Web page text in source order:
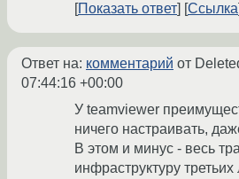
Показать ответ Ссылка
Ответ на: комментарий от
07:44:16 +00:00
У teamviewer
ничего настраивать,
В этом и минус - весь
инфраструктуру